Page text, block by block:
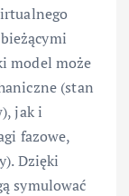
model może
(stan
jak i
fazowe,
Dzięki
symulować